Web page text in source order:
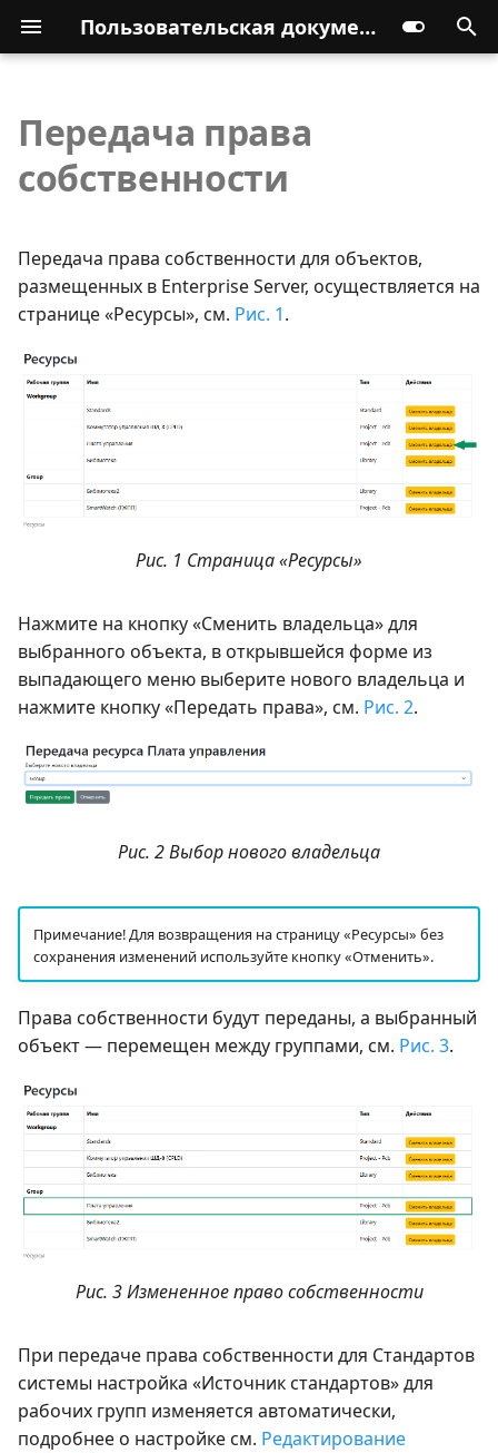
Пользовательская документация
Передача права
собственности
Передача права собственности для объектов,
размещенных в Enterprise Server, осуществляется на
странице «Ресурсы», см. Рис. 1.
Рис. 1 Страница «Ресурсы»
Нажмите на кнопку «Сменить владельца» для
выбранного объекта, в открывшейся форме из
выпадающего меню выберите нового владельца и
нажмите кнопку «Передать права», см. Рис. 2.
Рис. 2 Выбор нового владельца
Примечание! Для возвращения на страницу «Ресурсы» без
сохранения изменений используйте кнопку «Отменить».
Права собственности будут переданы, а выбранный
объект — перемещен между группами, см. Рис. 3.
Рис. 3 Измененное право собственности
При передаче права собственности для Стандартов
системы настройка «Источник стандартов» для
рабочих групп изменяется автоматически,
подробнее о настройке см. Редактирование